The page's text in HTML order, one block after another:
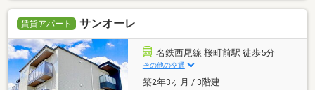
賃貸アパート サンオーレ
名鉄西尾線 桜町前駅 徒歩5分
その他の交通
築2年3ヶ月 / 3階建